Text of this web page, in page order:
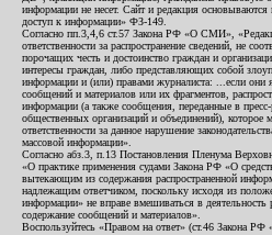
информации не несет. Сайт и редакция
доступ к информации» ФЗ-149.
Согласно пп.3,4,6 ст.57 Закона РФ «О СМИ»,
ответственности за распространение сведений, не
порочащих честь и достоинство граждан и
интересы граждан, либо представляющих собой
информации и (или) правами журналиста: ...если они
сообщений и материалов или их фрагментов,
информации (а также сообщения, переданные в
общественных организаций и объединений), которое
ответственности за данное нарушение
массовой информации».
Согласно абз.3, п.13 Постановления Пленума
«О практике применения судами Закона РФ «О
вытекающим из содержания распространенной
надлежащим ответчиком, поскольку исходя из
информации» не вправе вмешиваться в деятельность
содержание сообщений и материалов».
Воспользуйтесь «Правом на ответ» (ст.46 Закона